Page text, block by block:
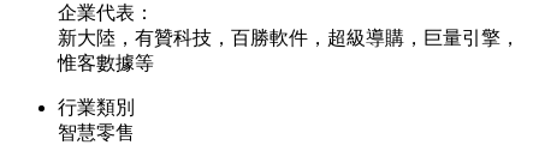
企業代表：
新大陸，有贊科技，百勝軟件，超級導購，巨量引擎，
惟客數據等
行業類別
智慧零售